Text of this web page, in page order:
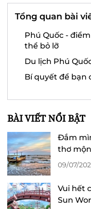
Tổng quan bài
Phú Quốc -
thể bỏ lỡ
Du lịch Phú
Bí quyết để bạn
BÀI VIẾT NỔI BẬT
Đắm
thơ
biển Trà
09/07/
Vui hết
Sun